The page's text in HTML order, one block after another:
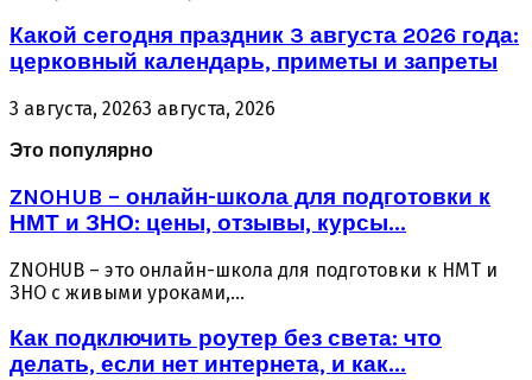
Какой сегодня праздник 3 августа 2026 года:
церковный календарь, приметы и запреты
3 августа, 20263 августа, 2026
Это популярно
ZNOHUB – онлайн-школа для подготовки к
НМТ и ЗНО: цены, отзывы, курсы...
ZNOHUB – это онлайн-школа для подготовки к НМТ и
ЗНО с живыми уроками,...
Как подключить роутер без света: что
делать, если нет интернета, и как...